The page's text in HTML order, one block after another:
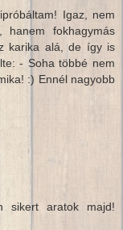
Igaz, nem
hanem fokhagymás
karika alá, de így is
- Soha többé nem
:) Ennél nagyobb
sikert aratok majd!